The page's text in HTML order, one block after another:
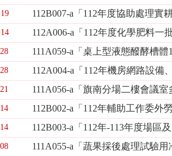
112B007-a「112年度協助處理
112A006-a「112年度化學肥料一
111A059-a「桌上型液態醱酵槽
112A004-a「112年機房網路設
111A056-a「旗南分場二樓會議
112B002-a「112年輔助工作委外
112B003-a「112年-113年度場
111A055-a「蔬果採後處理試驗